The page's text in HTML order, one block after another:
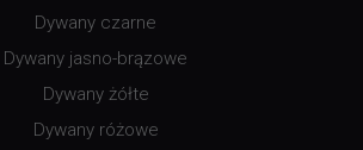
Dywany czarne
Dywany jasno-brązowe
Dywany żółte
Dywany różowe